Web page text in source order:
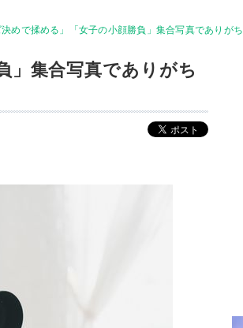
決めで揉める」「女子の小顔勝負」集合写真でありが
」集合写真でありがち